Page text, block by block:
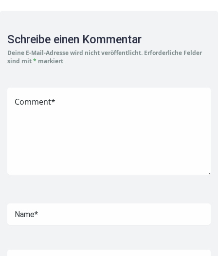
Schreibe einen Kommentar
Deine E-Mail-Adresse wird nicht veröffentlicht. Erforderliche Felder
sind mit* markiert